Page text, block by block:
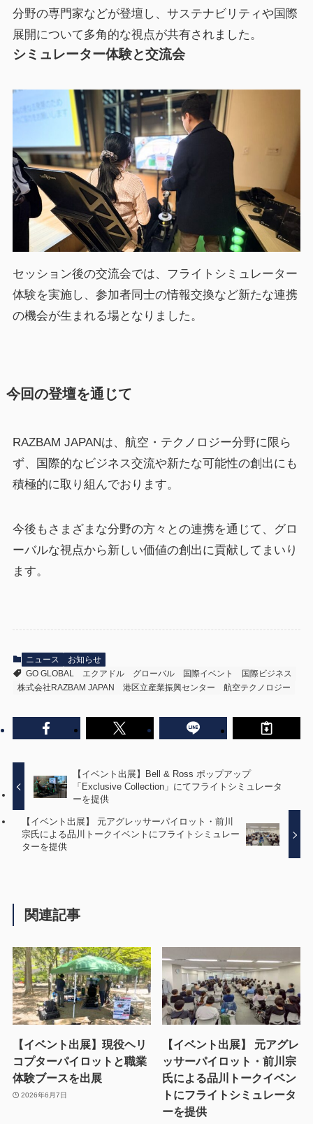
分野の専門家などが登壇し、サステナビリティや国際
展開について多角的な視点が共有されました。
シミュレーター体験と交流会
セッション後の交流会では、フライトシミュレーター
体験を実施し、参加者同士の情報交換など新たな連携
の機会が生まれる場となりました。
今回の登壇を通じて
RAZBAM JAPANは、航空・テクノロジー分野に限ら
ず、国際的なビジネス交流や新たな可能性の創出にも
積極的に取り組んでおります。
今後もさまざまな分野の方々との連携を通じて、グロ
ーバルな視点から新しい価値の創出に貢献してまいり
ます。
ニュース
お知らせ
GO GLOBAL
エクアドル グローバル 国際イベント
国際ビジネス
株式会社RAZBAM JAPAN
港区立産業振興センター 航空テクノロジー
【イベント出展】Bell & Ross ポップアップ
「Exclusive Collection」にてフライトシミュレータ
ーを提供
【イベント出展】 元アグレッサーパイロット・前川
宗氏による品川トークイベントにフライトシミュレー
ターを提供
関連記事
【イベント出展】現役ヘリ
コプターパイロットと職業
体験ブースを出展
2026年6月7日
【イベント出展】 元アグレ
ッサーパイロット・前川宗
氏による品川トークイベン
トにフライトシミュレータ
ーを提供